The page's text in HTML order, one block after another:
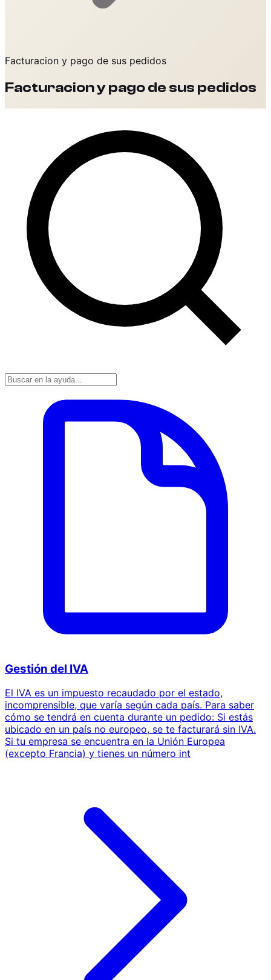
Facturacion y pago de sus pedidos
Facturacion y pago de sus pedidos
Gestión del IVA
El IVA es un impuesto recaudado por el estado,
incomprensible, que varía según cada país. Para saber
cómo se tendrá en cuenta durante un pedido: Si estás
ubicado en un país no europeo, se te facturará sin IVA.
Si tu empresa se encuentra en la Unión Europea
(excepto Francia) y tienes un número int